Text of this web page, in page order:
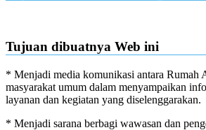
Tujuan dibuatnya Web ini
* Menjadi media komunikasi antara Rumah
masyarakat umum dalam menyampaikan
layanan dan kegiatan yang diselenggarakan.
* Menjadi sarana berbagi wawasan dan